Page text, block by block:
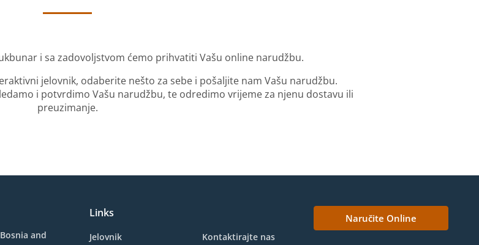
i sa zadovoljstvom ćemo prihvatiti Vašu online narudžbu.
jelovnik, odaberite nešto za sebe i pošaljite nam Vašu narudžbu.
i potvrdimo Vašu narudžbu, te odredimo vrijeme za njenu dostavu ili
preuzimanje.
and
Links
Jelovnik Kontaktirajte nas
Naručite Online